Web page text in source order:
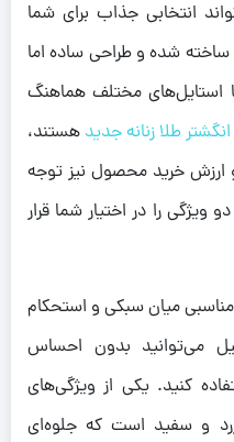
طلا کد 249 می‌تواند انتخابی جذاب برای شما
محصول با طلای 18 عیار ساخته شده و طراحی ساده اما
استایل‌های مختلف هماهنگ
انگشتر طلا زنانه جدید هستند،
و ارزش خرید محصول نیز توجه
ویژگی را در اختیار شما قرار
مناسبی میان سبکی و استحکام
می‌توانید بدون احساس
کنید. یکی از ویژگی‌های
و سفید است که جلوه‌ای